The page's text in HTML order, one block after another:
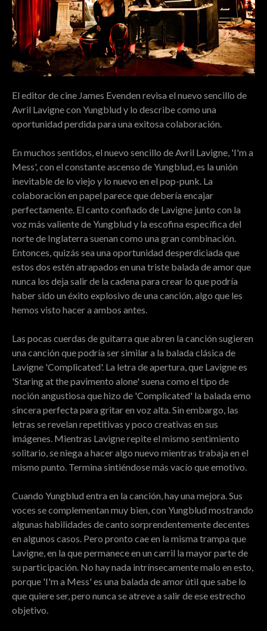
El editor de cine James Evenden revisa el nuevo sencillo de
Avril Lavigne con Yungblud y lo describe como una
oportunidad perdida para una exitosa colaboración.
En muchos sentidos, el nuevo sencillo de Avril Lavigne, 'I'm a
Mess', con el constante ascenso de Yungblud, es la unión
inevitable de lo viejo y lo nuevo en el pop-punk. La
colaboración en papel parece que debería encajar
perfectamente. El canto confiado de Lavigne junto con la
voz más valiente de Yungblud y la escofina específica del
norte de Inglaterra suenan como una gran combinación.
Entonces, quizás sea una oportunidad desperdiciada que
estos dos estén atrapados en una triste balada de amor que
nunca los deja salir de la cadena para crear lo que podría
haber sido un éxito explosivo de una canción, algo que les
hemos visto hacer a ambos antes.
Las pocas cuerdas de guitarra que abren la canción sugieren
una canción que podría ser similar a la balada clásica de
Lavigne 'Complicated'. La letra de apertura, que Lavigne es
'Staring at the pavimento alone' suena como el tipo de
noción angustiosa que hizo de 'Complicated' la balada emo
sincera perfecta para gritar en voz alta. Sin embargo, las
letras se revelan repetitivas y poco creativas en sus
imágenes. Mientras Lavigne repite el mismo sentimiento
solitario, se niega a hacer algo nuevo mientras trabaja en el
mismo punto. Termina sintiéndose más vacío que emotivo.
Cuando Yungblud entra en la canción, hay una mejora. Sus
voces se complementan muy bien, con Yungblud mostrando
algunas habilidades de canto sorprendentemente decentes
en algunos casos. Pero pronto cae en la misma trampa que
Lavigne, en la que permanece en un carril la mayor parte de
su participación. No hay nada intrínsecamente malo en esto,
porque 'I'm a Mess' es una balada de amor útil que sabe lo
que quiere ser, pero nunca se atreve a salir de ese estrecho
objetivo.